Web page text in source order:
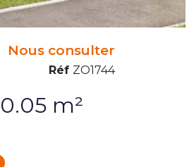
Appartement 3 pièce(s) 2 chambre(s) 60.05 m²
Nous consulter
Réf ZO1744